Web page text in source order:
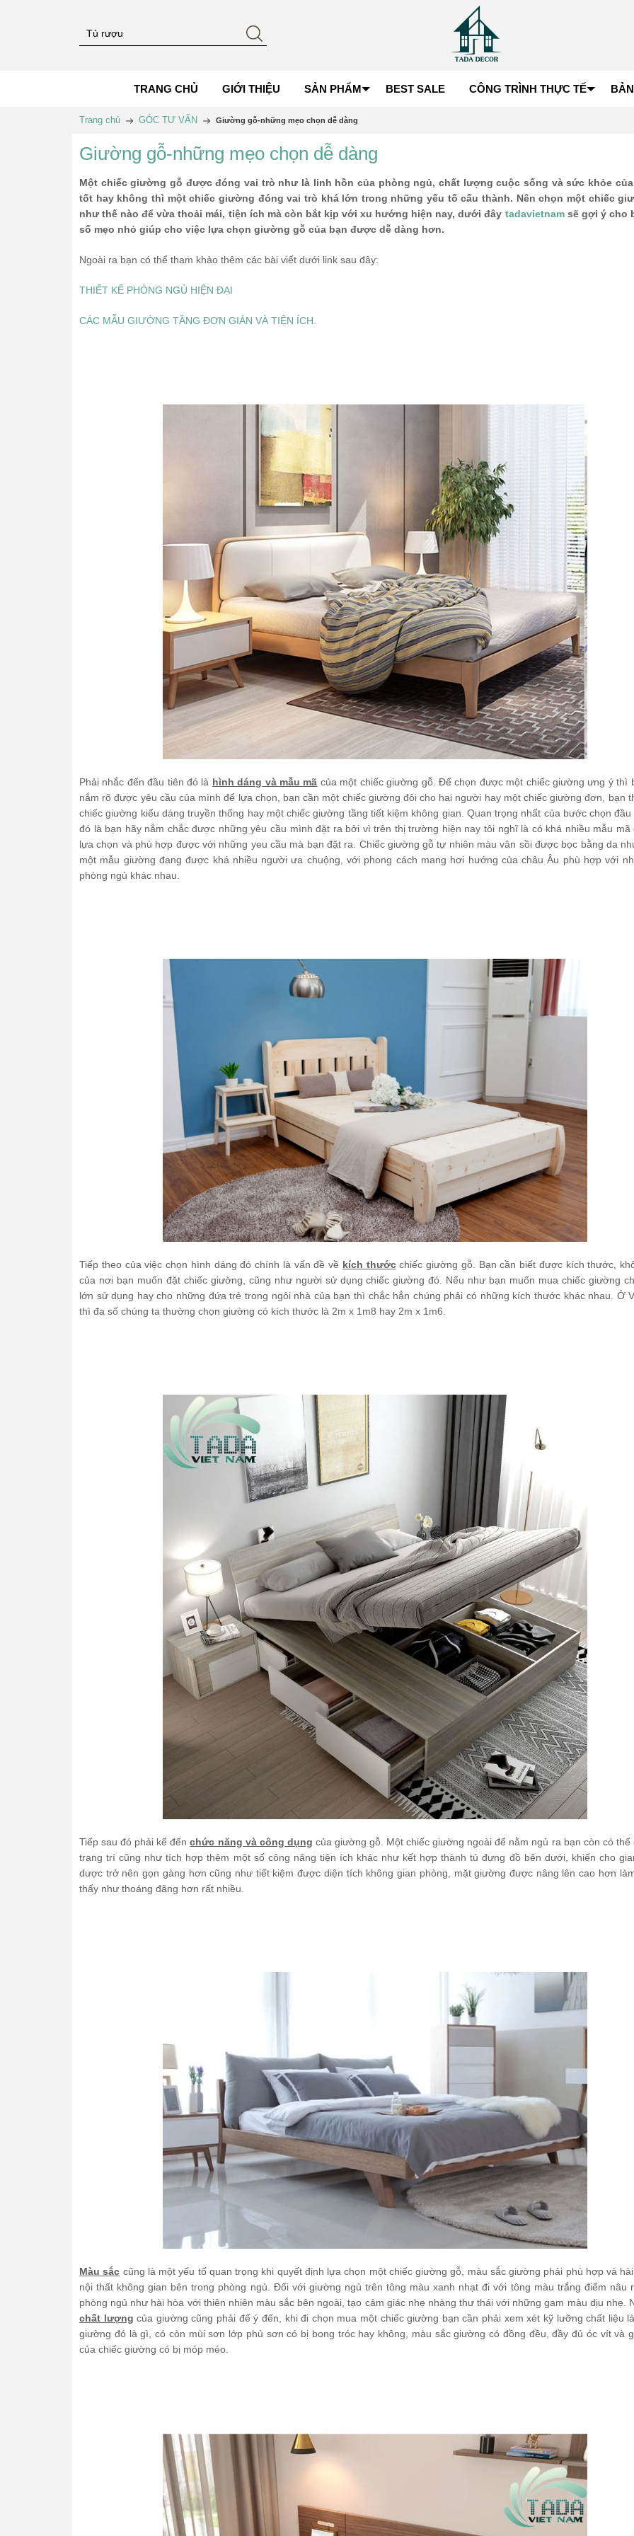
TRANG CHỦ GIỚI THIỆU SẢN PHẨM BEST SALE CÔNG TRÌNH THỰC TẾ
Trang chủ GÓC TƯ VẤN Giường gỗ-những mẹo chọn dễ dàng
Giường gỗ-những mẹo chọn dễ dàng
Một chiếc giường gỗ được đóng vai trò như là linh hồn của phòng ngủ, chất lượng cuộc sống và sức khỏe
tốt hay không thì một chiếc giường đóng vai trò khá lớn trong những yếu tố cấu thành. Nên chọn một chiếc
như thế nào để vừa thoải mái, tiện ích mà còn bắt kịp với xu hướng hiện nay, dưới đây tadavietnamsẽ gợi ý cho
số mẹo nhỏ giúp cho việc lựa chọn giường gỗ của bạn được dễ dàng hơn.
Ngoài ra bạn có thể tham khảo thêm các bài viết dưới link sau đây:
THIẾT KẾ PHÒNG NGỦ HIỆN ĐẠI
CÁC MẪU GIƯỜNG TẦNG ĐƠN GIẢN VÀ TIỆN ÍCH.
Phải nhắc đến đầu tiên đó là hình dáng và mẫu mã của một chiếc giường gỗ. Để chọn được một chiếc giường ưng ý thì
nắm rõ được yêu cầu của mình để lựa chọn, bạn cần một chiếc giường đôi cho hai người hay một chiếc giường đơn, bạn
chiếc giường kiểu dáng truyền thống hay một chiếc giường tầng tiết kiệm không gian. Quan trọng nhất của bước chọn đầu
đó là bạn hãy nắm chắc được những yêu cầu mình đặt ra bởi vì trên thị trường hiện nay tôi nghĩ là có khá nhiều mẫu mã
lựa chọn và phù hợp được với những yeu cầu mà bạn đặt ra. Chiếc giường gỗ tự nhiên màu vân sồi được bọc bằng da
một mẫu giường đang được khá nhiều người ưa chuộng, với phong cách mang hơi hướng của châu Âu phù hợp với
phòng ngủ khác nhau.
Tiếp theo của việc chọn hình dáng đó chính là vấn đề về kích thướcchiếc giường gỗ. Bạn cần biết được kích thước,
của nơi bạn muốn đặt chiếc giường, cũng như người sử dụng chiếc giường đó. Nếu như bạn muốn mua chiếc giường
lớn sử dụng hay cho những đứa trẻ trong ngôi nhà của bạn thì chắc hẳn chúng phải có những kích thước khác nhau. Ở
thì đa số chúng ta thường chọn giường có kích thước là 2m x 1m8 hay 2m x 1m6.
Tiếp sau đó phải kể đếnchức năng và công dụng của giường gỗ. Một chiếc giường ngoài để nằm ngủ ra bạn còn có thể
trang trí cũng như tích hợp thêm một số công năng tiện ích khác như kết hợp thành tủ đựng đồ bên dưới, khiến cho
dược trở nên gọn gàng hơn cũng như tiết kiệm được diện tích không gian phòng, mặt giường được nâng lên cao hơn
thấy như thoáng đãng hơn rất nhiều.
Màu sắc cũng là một yếu tố quan trọng khi quyết định lựa chọn một chiếc giường gỗ, màu sắc giường phải phù hợp và
nội thất không gian bên trong phòng ngủ. Đối với giường ngủ trên tông màu xanh nhạt đi với tông màu trắng điểm nâu
phòng ngủ như hài hòa với thiên nhiên màu sắc bên ngoài, tạo cảm giác nhẹ nhàng thư thái với những gam màu dịu nhẹ.
chất lượng của giường cũng phải để ý đến, khi đi chọn mua một chiếc giường bạn cần phải xem xét kỹ lưỡng chất liệu
giường đó là gì, có còn mùi sơn lớp phủ sơn có bị bong tróc hay không, màu sắc giường có đồng đều, đầy đủ óc vít và
của chiếc giường có bị móp méo.